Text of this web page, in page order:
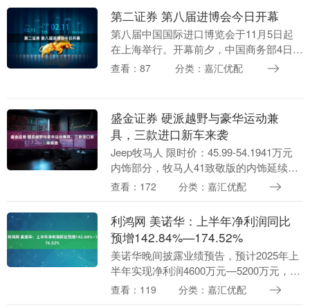
将迎来上....
第二证券 第八届进博会今日开幕
第八届中国国际进口博览会于11月5日起
在上海举行。开幕前夕，中国商务部4日在
上海举行共享大市场出口中国系列活动启
查看：87 分类：嘉汇优配
盛金证券 硬派越野与豪华运动兼
具，三款进口新车来袭
Jeep牧马人 限时价：45.99-54.1941万元
内饰部分，牧马人41致敬版的内饰延续了
罗宾汉普通版的设计，又融入了更多豪华
查看：172 分类：嘉汇优配
利鸿网 美诺华：上半年净利润同比
预增142.84%—174.52%
美诺华晚间披露业绩预告，预计2025年上
半年实现净利润4600万元—5200万元，同
比增长142.84%—174.52%。报告期内，
查看：119 分类：嘉汇优配